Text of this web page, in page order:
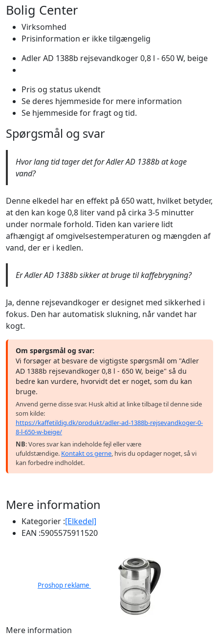
Bolig Center
Virksomhed
Prisinformation er ikke tilgængelig
Adler AD 1388b rejsevandkoger 0,8 l - 650 W, beige
Pris og status ukendt
Se deres hjemmeside for mere information
Se hjemmeside for fragt og tid.
Spørgsmål og svar
Hvor lang tid tager det for Adler AD 1388b at koge
vand?
Denne elkedel har en effekt på 650 watt, hvilket betyder,
at den kan koge 0,8 liter vand på cirka 3-5 minutter
under normale forhold. Tiden kan variere lidt
afhængigt af omgivelsestemperaturen og mængden af
vand, der er i kedlen.
Er Adler AD 1388b sikker at bruge til kaffebrygning?
Ja, denne rejsevandkoger er designet med sikkerhed i
fokus. Den har automatisk slukning, når vandet har
kogt.
Om spørgsmål og svar:
Vi forsøger at besvare de vigtigste spørgsmål om "Adler
AD 1388b rejsevandkoger 0,8 l - 650 W, beige" så du
bedre kan vurdere, hvorvidt det er noget, som du kan
bruge.
Anvend gerne disse svar. Husk altid at linke tilbage til denne side
som kilde:
https://kaffetildig.dk/produkt/adler-ad-1388b-rejsevandkoger-0-
8-l-650-w-beige/
NB: Vores svar kan indeholde fejl eller være
ufuldstændige. Kontakt os gerne, hvis du opdager noget, så vi
kan forbedre indholdet.
Mere information
Kategorier :[Elkedel]
EAN :5905575911520
Proshop reklame
Mere information